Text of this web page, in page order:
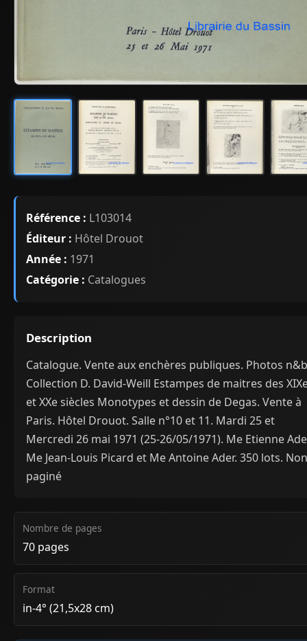
Référence : L103014
Éditeur : Hôtel Drouot
Année : 1971
Catégorie : Catalogues
Description
Catalogue. Vente aux enchères publiques. Photos
Collection D. David-Weill Estampes de maitres des
et XXe siècles Monotypes et dessin de Degas. Vente à
Paris. Hôtel Drouot. Salle n°10 et 11. Mardi 25 et
Mercredi 26 mai 1971 (25-26/05/1971). Me Etienne
Me Jean-Louis Picard et Me Antoine Ader. 350 lots. Non
paginé
Nombre de pages
70 pages
Format
in-4° (21,5x28 cm)